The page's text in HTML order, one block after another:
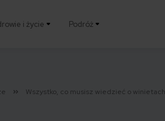
i życie Podróż
Wszystko, co musisz wiedzieć o